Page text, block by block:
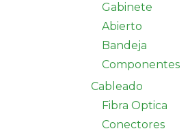
Gabinete
Abierto
Bandeja
Componentes
Cableado
Fibra Optica
Conectores